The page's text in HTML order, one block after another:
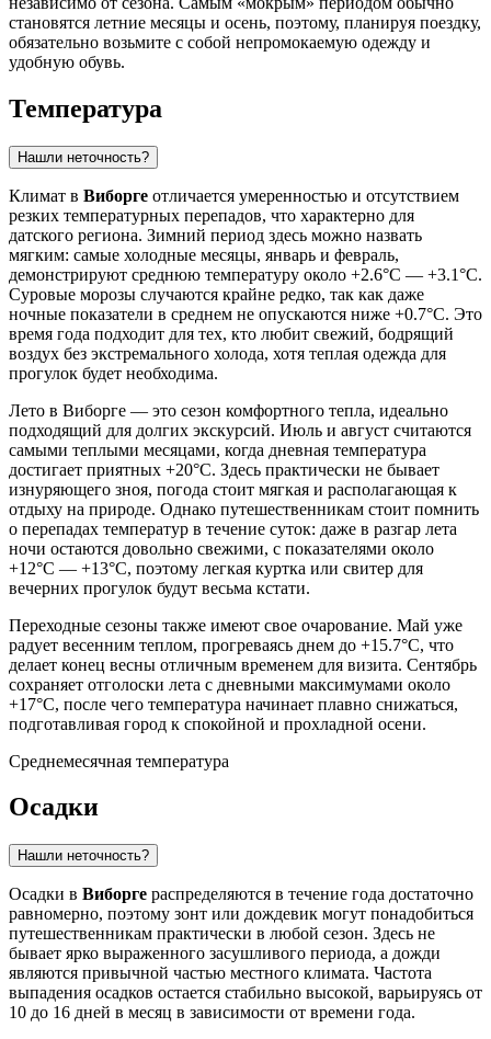
становятся летние месяцы и осень, поэтому, планируя поездку,
обязательно возьмите с собой непромокаемую одежду и
удобную обувь.
Температура
Нашли неточность?
Климат в Виборге отличается умеренностью и отсутствием
резких температурных перепадов, что характерно для
датского региона. Зимний период здесь можно назвать
мягким: самые холодные месяцы, январь и февраль,
демонстрируют среднюю температуру около +2.6°C — +3.1°C.
Суровые морозы случаются крайне редко, так как даже
ночные показатели в среднем не опускаются ниже +0.7°C. Это
время года подходит для тех, кто любит свежий, бодрящий
воздух без экстремального холода, хотя теплая одежда для
прогулок будет необходима.
Лето в Виборге — это сезон комфортного тепла, идеально
подходящий для долгих экскурсий. Июль и август считаются
самыми теплыми месяцами, когда дневная температура
достигает приятных +20°C. Здесь практически не бывает
изнуряющего зноя, погода стоит мягкая и располагающая к
отдыху на природе. Однако путешественникам стоит помнить
о перепадах температур в течение суток: даже в разгар лета
ночи остаются довольно свежими, с показателями около
+12°C — +13°C, поэтому легкая куртка или свитер для
вечерних прогулок будут весьма кстати.
Переходные сезоны также имеют свое очарование. Май уже
радует весенним теплом, прогреваясь днем до +15.7°C, что
делает конец весны отличным временем для визита. Сентябрь
сохраняет отголоски лета с дневными максимумами около
+17°C, после чего температура начинает плавно снижаться,
подготавливая город к спокойной и прохладной осени.
Среднемесячная температура
Осадки
Нашли неточность?
Осадки в Виборге распределяются в течение года достаточно
равномерно, поэтому зонт или дождевик могут понадобиться
путешественникам практически в любой сезон. Здесь не
бывает ярко выраженного засушливого периода, а дожди
являются привычной частью местного климата. Частота
выпадения осадков остается стабильно высокой, варьируясь от
10 до 16 дней в месяц в зависимости от времени года.